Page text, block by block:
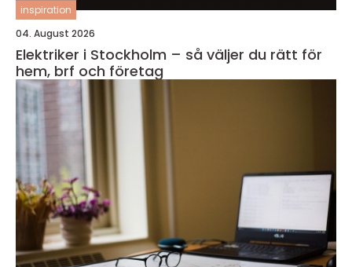
inspiration
04. August 2026
Elektriker i Stockholm – så väljer du rätt för
hem, brf och företag